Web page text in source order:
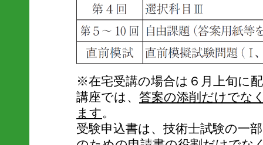
※在宅受講の場合は６月上旬に
講座では、 答案の添削だけでな
ます。
受験申込書は、技術士試験の一